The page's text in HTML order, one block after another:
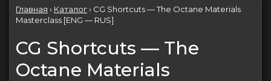
Главная › Каталог› CG Shortcuts — The Octane Materials
Masterclass [ENG — RUS]
CG Shortcuts — The
Octane Materials